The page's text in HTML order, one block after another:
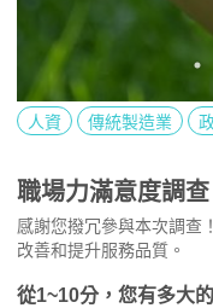
人資 傳統製造業
職場力滿意度調查
感謝您撥冗參與本次調查
改善和提升服務品質。
從1~10分，您有多大